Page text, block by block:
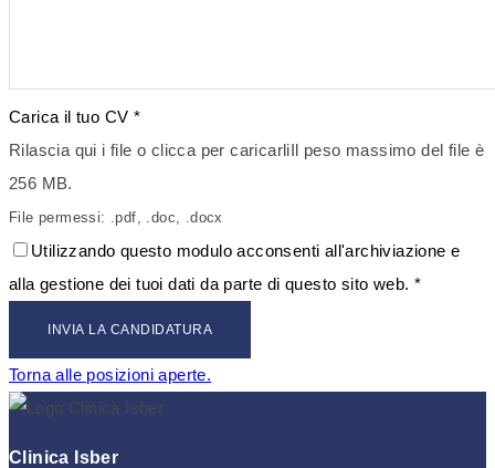
Carica il tuo CV *
Rilascia qui i file o clicca per caricarliIl peso massimo del file è
256 MB.
File permessi: .pdf, .doc, .docx
Utilizzando questo modulo acconsenti all'archiviazione e
alla gestione dei tuoi dati da parte di questo sito web. *
Torna alle posizioni aperte.
Clinica Isber